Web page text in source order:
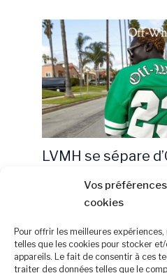
Vos
cookies
Pour offrir les meilleures
telles que les cookies pour stocker
appareils. Le fait de consentir à ces
traiter des données telles que le
LVMH se sépare
À